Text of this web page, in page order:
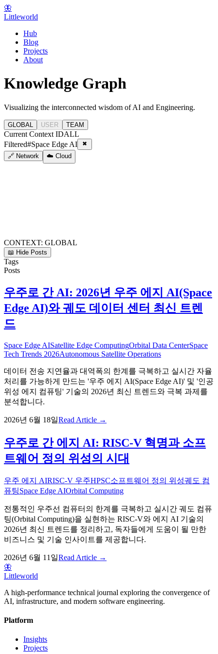
🦋
Littleworld
Hub
Blog
Projects
About
Knowledge Graph
Visualizing the interconnected wisdom of AI and Engineering.
GLOBAL USER TEAM
Current Context IDALL
Filtered#Space Edge AI
🔗 Network ☁️ Cloud
CONTEXT: GLOBAL
📖 Hide Posts
Tags
Posts
우주로 간 AI: 2026년 우주 에지 AI(Space
Edge AI)와 궤도 데이터 센터 최신 트렌
드
Space Edge AISatellite Edge ComputingOrbital Data CenterSpace
Tech Trends 2026Autonomous Satellite Operations
데이터 전송 지연율과 대역폭의 한계를 극복하고 실시간 자율
처리를 가능하게 만드는 '우주 에지 AI(Space Edge AI)' 및 '인공
위성 에지 컴퓨팅' 기술의 2026년 최신 트렌드와 극복 과제를
분석합니다.
2026년 6월 18일Read Article →
우주로 간 에지 AI: RISC-V 혁명과 소프
트웨어 정의 위성의 시대
우주 에지 AIRISC-V 우주HPSC소프트웨어 정의 위성궤도 컴
퓨팅Space Edge AIOrbital Computing
전통적인 우주선 컴퓨터의 한계를 극복하고 실시간 궤도 컴퓨
팅(Orbital Computing)을 실현하는 RISC-V와 에지 AI 기술의
2026년 최신 트렌드를 정리하고, 독자들에게 도움이 될 만한
비즈니스 및 기술 인사이트를 제공합니다.
2026년 6월 11일Read Article →
🦋
Littleworld
A high-performance technical journal exploring the convergence of
AI, infrastructure, and modern software engineering.
Platform
Insights
Projects